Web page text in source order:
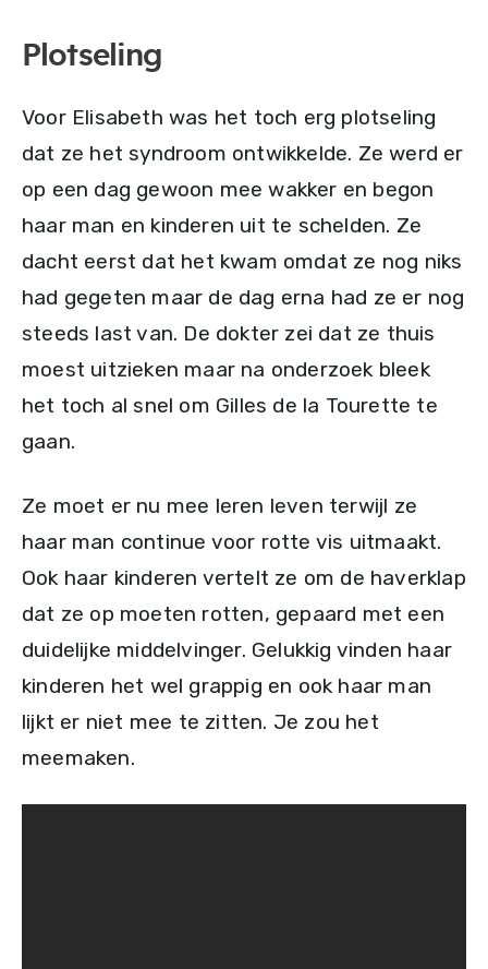
Plotseling
Voor Elisabeth was het toch erg plotseling
dat ze het syndroom ontwikkelde. Ze werd er
op een dag gewoon mee wakker en begon
haar man en kinderen uit te schelden. Ze
dacht eerst dat het kwam omdat ze nog niks
had gegeten maar de dag erna had ze er nog
steeds last van. De dokter zei dat ze thuis
moest uitzieken maar na onderzoek bleek
het toch al snel om Gilles de la Tourette te
gaan.
Ze moet er nu mee leren leven terwijl ze
haar man continue voor rotte vis uitmaakt.
Ook haar kinderen vertelt ze om de haverklap
dat ze op moeten rotten, gepaard met een
duidelijke middelvinger. Gelukkig vinden haar
kinderen het wel grappig en ook haar man
lijkt er niet mee te zitten. Je zou het
meemaken.